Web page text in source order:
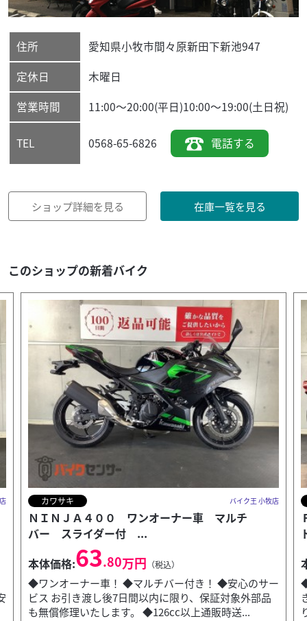
住所 愛知県小牧市間々原新田下新池947
定休日
木曜日
営業時間
11:00～20:00(平日)10:00～19:00(土日祝)
TEL 0568-65-6826 電話する
ショップ詳細を見る 在庫一覧を見る
このショップの新着バイク
ハーレーダビッドソン バイク王 小牧店
ＦＸＬＲ１７５０ スクリーン エンジンガー
ド サドルバック付...
本体価格:155.80万円（税込）
◆スクリーン・エンジンガード！ ◆サドルバック付
き！ ◆安心のサービス お引き渡し後7日間以内に限
り、保証対象外部品も無償修理いたします。 ◆126c...